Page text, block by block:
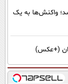
واکنش‌ها به یک
(+عکس)